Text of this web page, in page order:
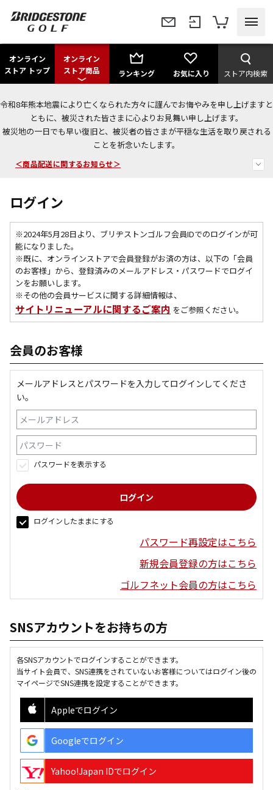
オンライン
ストア トップ
オンライン
ストア商品
ランキング お気に入り ストア内検索
令和8年熊本地震により亡くなられた方々に謹んでお悔やみを申し上げますと
ともに、被災された皆さまに心よりお見舞い申し上げます。
被災地の一日でも早い復旧と、被災者の皆さまが平穏な生活を取り戻される
ことを祈念いたします。
今なら新規会員登録で1,000円OFFクーポンプレゼント！
＜商品配送に関するお知らせ＞
＜夏季休暇中のご注文・発送・お問い合わせ＞
ログイン
※2024年5月28日より、ブリヂストンゴルフ会員IDでのログインが可
能になりました。
※既に、 オンラインストアで会員登録がお済の方は、以下の「会員
のお客様」から、登録済みのメールアドレス・パスワードでログイ
ンをお願いします。
※その他の会員サービスに関する詳細情報は、
サイトリニューアルに関するご案内 をご参照ください。
会員のお客様
メールアドレスとパスワードを入力してログインしてくださ
い。
パスワードを表示する
ログインしたままにする
パスワード再設定はこちら
新規会員登録の方はこちら
ゴルフネット会員の方はこちら
SNSアカウントをお持ちの方
各SNSアカウントでログインすることができます。
当サイト会員で、SNS連携をされていないお客様についてはログイン後の
マイページでSNS連携を設定することができます。
Appleでログイン
Googleでログイン
Yahoo!Japan IDでログイン